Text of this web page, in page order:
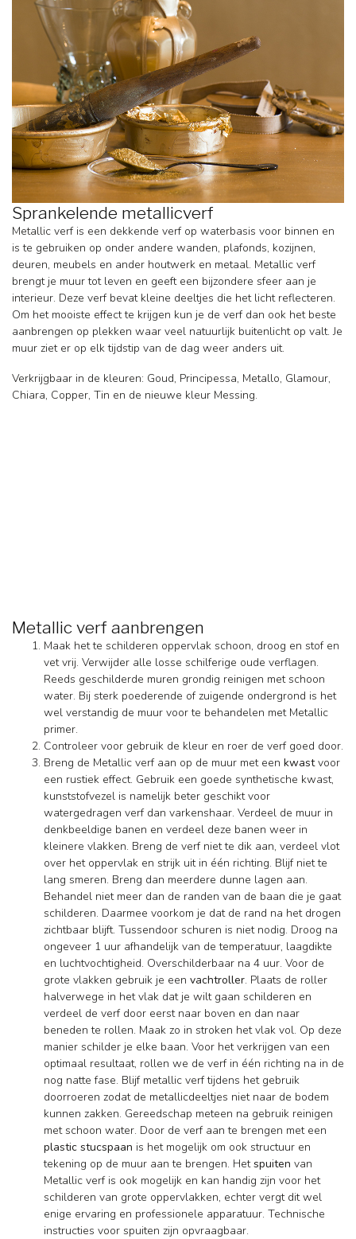
Sprankelende metallicverf
Metallic verf is een dekkende verf op waterbasis voor binnen en
is te gebruiken op onder andere wanden, plafonds, kozijnen,
deuren, meubels en ander houtwerk en metaal. Metallic verf
brengt je muur tot leven en geeft een bijzondere sfeer aan je
interieur. Deze verf bevat kleine deeltjes die het licht reflecteren.
Om het mooiste effect te krijgen kun je de verf dan ook het beste
aanbrengen op plekken waar veel natuurlijk buitenlicht op valt. Je
muur ziet er op elk tijdstip van de dag weer anders uit.
Verkrijgbaar in de kleuren: Goud, Principessa, Metallo, Glamour,
Chiara, Copper, Tin en de nieuwe kleur Messing.
Metallic verf aanbrengen
Maak het te schilderen oppervlak schoon, droog en stof en
vet vrij. Verwijder alle losse schilferige oude verflagen.
Reeds geschilderde muren grondig reinigen met schoon
water. Bij sterk poederende of zuigende ondergrond is het
wel verstandig de muur voor te behandelen met Metallic
primer.
Controleer voor gebruik de kleur en roer de verf goed door.
Breng de Metallic verf aan op de muur met een kwastvoor
een rustiek effect. Gebruik een goede synthetische kwast,
kunststofvezel is namelijk beter geschikt voor
watergedragen verf dan varkenshaar. Verdeel de muur in
denkbeeldige banen en verdeel deze banen weer in
kleinere vlakken. Breng de verf niet te dik aan, verdeel vlot
over het oppervlak en strijk uit in één richting. Blijf niet te
lang smeren. Breng dan meerdere dunne lagen aan.
Behandel niet meer dan de randen van de baan die je gaat
schilderen. Daarmee voorkom je dat de rand na het drogen
zichtbaar blijft. Tussendoor schuren is niet nodig. Droog na
ongeveer 1 uur afhandelijk van de temperatuur, laagdikte
en luchtvochtigheid. Overschilderbaar na 4 uur. Voor de
grote vlakken gebruik je een vachtroller. Plaats de roller
halverwege in het vlak dat je wilt gaan schilderen en
verdeel de verf door eerst naar boven en dan naar
beneden te rollen. Maak zo in stroken het vlak vol. Op deze
manier schilder je elke baan. Voor het verkrijgen van een
optimaal resultaat, rollen we de verf in één richting na in de
nog natte fase. Blijf metallic verf tijdens het gebruik
doorroeren zodat de metallicdeeltjes niet naar de bodem
kunnen zakken. Gereedschap meteen na gebruik reinigen
met schoon water. Door de verf aan te brengen met een
plastic stucspaan is het mogelijk om ook structuur en
tekening op de muur aan te brengen. Hetspuiten van
Metallic verf is ook mogelijk en kan handig zijn voor het
schilderen van grote oppervlakken, echter vergt dit wel
enige ervaring en professionele apparatuur. Technische
instructies voor spuiten zijn opvraagbaar.